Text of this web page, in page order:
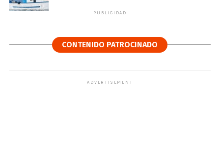
PUBLICIDAD
CONTENIDO PATROCINADO
ADVERTISEMENT